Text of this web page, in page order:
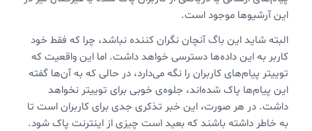
این آرشیوها موجود است.
البته شاید این باگ آنچان نگران کننده نباشد، چرا که فقط خود
کاربر به این داده‌ها دسترسی خواهد داشت. اما این واقعیت که
توییتر پیام‌های کاربران را نگه می‌دارد، در حالی که به آن‌ها گفته
این پیام‌ها پاک شده‌اند، جلوه‌ی خوبی برای توییتر نخواهد
داشت. در هر صورت، این خبر تذکری جدی برای کاربران است تا
به خاطر داشته باشند که بعید است چیزی از اینترنت پاک شود.